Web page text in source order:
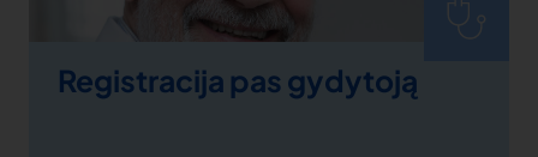
Registracija pas gydytoją